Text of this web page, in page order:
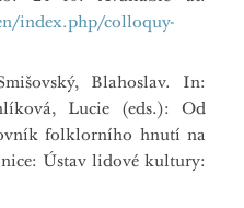
index.php/colloquy-
Blahoslav. In:
Lucie (eds.): Od
folklorního hnutí na
Ústav lidové kultury: